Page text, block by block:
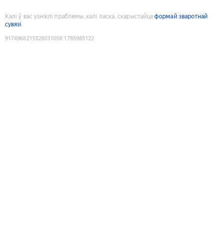
Калі ў вас узніклі праблемы, калі ласка, скарыстайцеформай зваротнай
сувязі
9174968215528031058:1785985122